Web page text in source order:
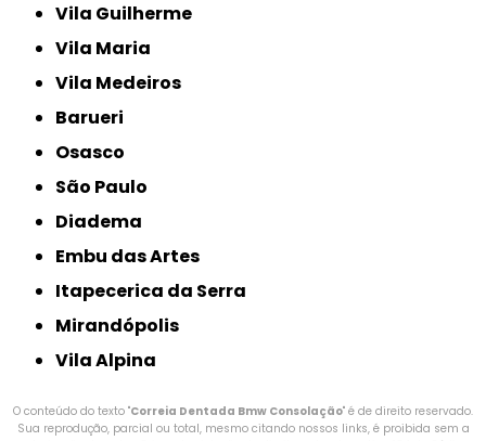
Vila Guilherme
Vila Maria
Vila Medeiros
Barueri
Osasco
São Paulo
Diadema
Embu das Artes
Itapecerica da Serra
Mirandópolis
Vila Alpina
O conteúdo do texto "Correia Dentada Bmw Consolação" é de direito reservado.
Sua reprodução, parcial ou total, mesmo citando nossos links, é proibida sem a